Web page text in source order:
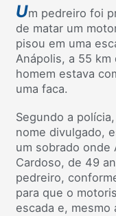
Um pedreiro foi
de matar um
pisou em uma
Anápolis, a 55
homem estava
uma faca.
Segundo a
nome divulgado,
um sobrado onde
Cardoso, de 49
pedreiro,
para que o
escada e, mesmo